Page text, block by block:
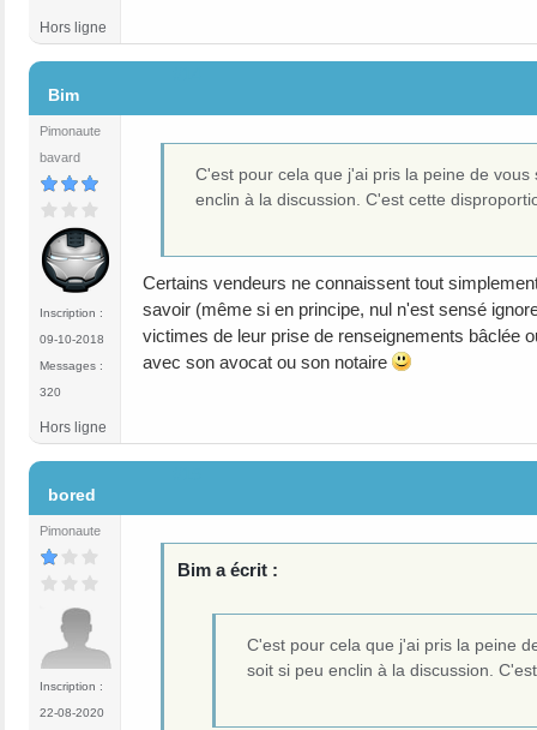
Hors ligne
Bim
Pimonaute
bavard
Inscription :
09-10-2018
Messages :
320
C'est pour cela que j'ai pris la peine de
enclin à la discussion. C'est cette
Certains vendeurs ne connaissent tout
savoir (même si en principe, nul n'est sensé
victimes de leur prise de renseignements bâclée
avec son avocat ou son notaire
Hors ligne
bored
Pimonaute
Inscription :
22-08-2020
Bim a écrit :
C'est pour cela que j'ai pris la peine
soit si peu enclin à la discussion.